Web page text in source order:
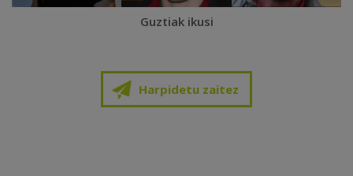
Guztiak ikusi
Harpidetu zaitez